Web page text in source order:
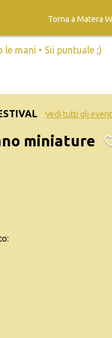
Torna a Matera
le mani • Sii puntuale ;)
Vedi tutti gli
miniature